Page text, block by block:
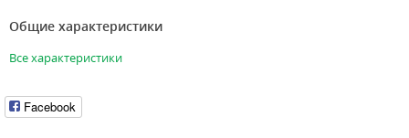
Общие характеристики
Все характеристики
Facebook